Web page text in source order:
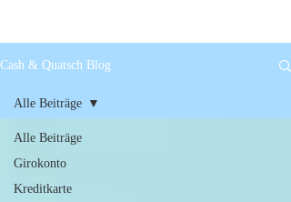
Cash & Quatsch Blog
Alle Beiträge
Girokonto
Kreditkarte
Alle Beiträge